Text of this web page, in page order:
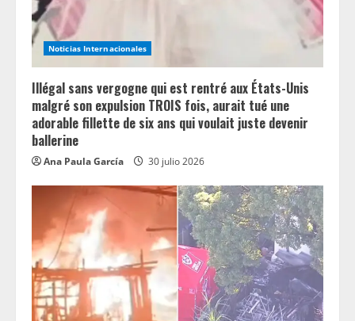
n
g Noticias Internacionales
Illégal sans vergogne qui est rentré aux États-Unis
malgré son expulsion TROIS fois, aurait tué une
adorable fillette de six ans qui voulait juste devenir
ballerine
Ana Paula García 30 julio 2026